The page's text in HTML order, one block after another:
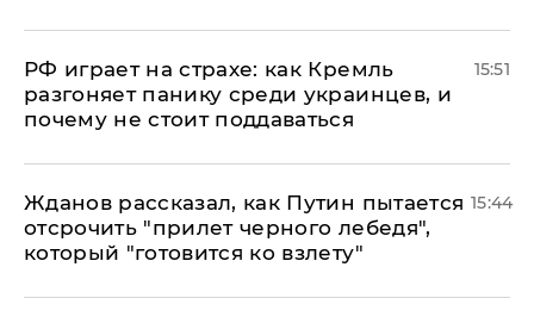
РФ играет на страхе: как Кремль
разгоняет панику среди украинцев, и
почему не стоит поддаваться
15:51
Жданов рассказал, как Путин пытается
отсрочить "прилет черного лебедя",
который "готовится ко взлету"
15:44